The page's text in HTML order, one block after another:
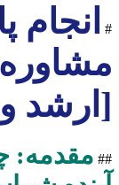
#
انجام
[ارشد
## مقدمه: